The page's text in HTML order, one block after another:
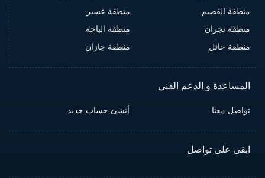
منطقة القصيم
منطقة عسير
منطقة نجران
منطقة الباحة
منطقة حائل
منطقة جازان
المساعدة و الدعم الفني
تواصل معنا أنشئ حساب جديد
ابقى على تواصل